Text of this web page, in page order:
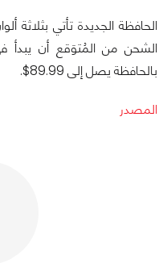
الحافظة الجديدة تأتي بثلاثة
الشحن من المُتوَقع أن يبدأ
بالحافظة يصل إلى 89.99$.
المصدر